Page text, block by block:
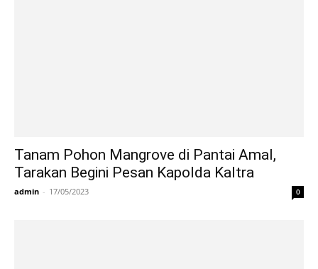
Tanam Pohon Mangrove di Pantai Amal,
Tarakan Begini Pesan Kapolda Kaltra
admin - 17/05/2023 0